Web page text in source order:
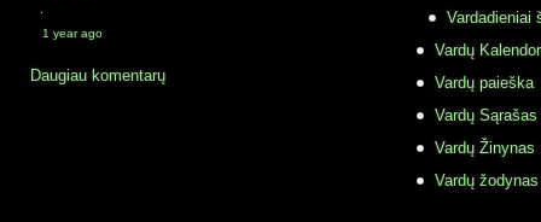
·
1 year ago
Daugiau komentarų
Vardadieniai
Vardų
Vardų paieška
Vardų Sąrašas
Vardų Žinynas
Vardų